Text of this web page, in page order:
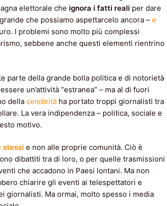
elettorale che ignora i fatti reali per dare
che possiamo aspettarcelo ancora – e
I problemi sono molto più complessi
sebbene anche questi elementi rientrino
parte della grande bolla politica e di notorietà
un’attività “estranea” – ma al di fuori
della celebrità ha portato troppi giornalisti tra
La vera indipendenza – politica, sociale e
motivo.
stessi e non alle proprie comunità. Ciò è
dibattiti tra di loro, o per quelle trasmissioni
che accadono in Paesi lontani. Ma non
chiarire gli eventi ai telespettatori e
giornalisti. Ma ormai, molto spesso i media